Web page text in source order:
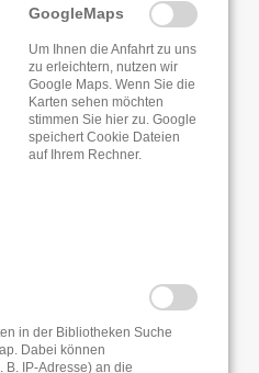
St. Albertus Gießen
GoogleMaps
Um Ihnen die Anfahrt zu uns
zu erleichtern, nutzen wir
Google Maps. Wenn Sie die
Karten sehen möchten
stimmen Sie hier zu. Google
speichert Cookie Dateien
auf Ihrem Rechner.
in der Bibliotheken Suche
Dabei können
IP-Adresse) an die